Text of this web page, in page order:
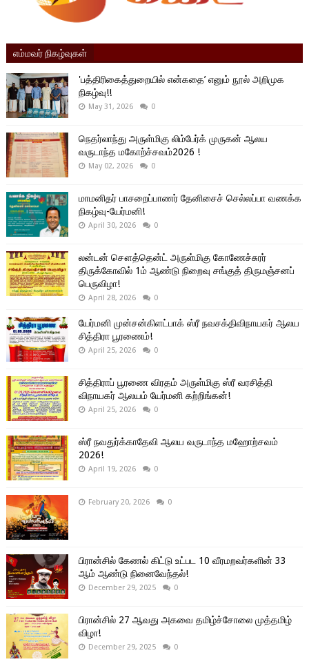
எம்மவர் நிகழ்வுகள்
'பத்திரிகைத்துறையில் என்கதை’ எனும் நூல் அறிமுக
நிகழ்வு!!
May 31, 2026 0
நெதர்லாந்து அருள்மிகு லிம்பேர்க் முருகன் ஆலய
வருடாந்த மகோற்ச்சவம்2026 !
May 02, 2026 0
மாமனிதர் பாசறைப்பாணர் தேனிசைச் செல்லப்பா வணக்க
நிகழ்வு-யேர்மனி!
April 30, 2026 0
லன்டன் சௌத்தென்ட் அருள்மிகு கோணேச்சுரர்
திருக்கோவில் 1ம் ஆண்டு நிறைவு சங்குத் திருமஞ்சனப்
பெருவிழா!
April 28, 2026 0
யேர்மனி முன்சன்கிளட்பாக் ஸ்ரீ நவசக்திவிநாயகர் ஆலய
சித்திரா பூரணைம்!
April 25, 2026 0
சித்திராப் பூரணை விரதம் அருள்மிகு ஸ்ரீ வரசித்தி
விநாயகர் ஆலயம் யேர்மனி கற்றிங்கன்!
April 25, 2026 0
ஸ்ரீ நவதுர்க்காதேவி ஆலய வருடாந்த மஹோற்சவம்
2026!
April 19, 2026 0
February 20, 2026 0
பிரான்சில் கேணல் கிட்டு உட்பட 10 வீரமறவர்களின் 33
ஆம் ஆண்டு நினைவேந்தல்!
December 29, 2025 0
பிரான்சில் 27 ஆவது அகவை தமிழ்ச்சோலை முத்தமிழ்
விழா!
December 29, 2025 0